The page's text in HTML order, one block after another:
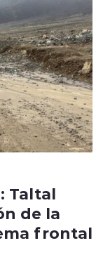
Taltal
de la
frontal